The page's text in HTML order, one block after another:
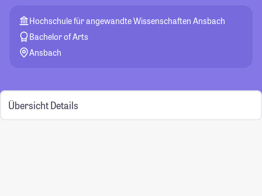
Hochschule für angewandte Wissenschaften Ansbach
Bachelor of Arts
Ansbach
Übersicht Details